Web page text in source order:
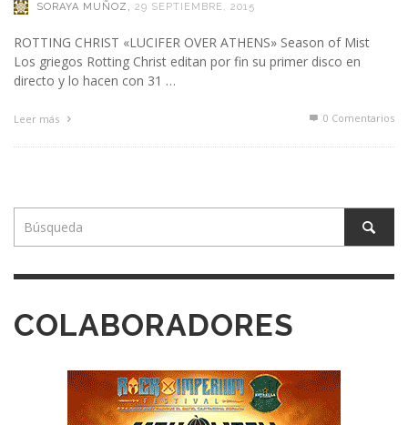
SORAYA MUÑOZ , 29 SEPTIEMBRE, 2015
ROTTING CHRIST «LUCIFER OVER ATHENS» Season of Mist
Los griegos Rotting Christ editan por fin su primer disco en
directo y lo hacen con 31 …
Leer más 0 Comentarios
COLABORADORES